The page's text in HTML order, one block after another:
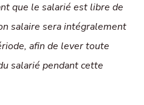
que le salarié est libre de
salaire sera intégralement
afin de lever toute
salarié pendant cette